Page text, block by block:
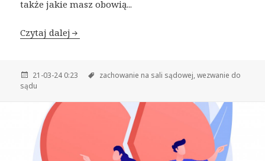
także jakie masz obowią...
Czytaj dalej
21-03-24 0:23 zachowanie na sali sądowej, wezwanie do
sądu